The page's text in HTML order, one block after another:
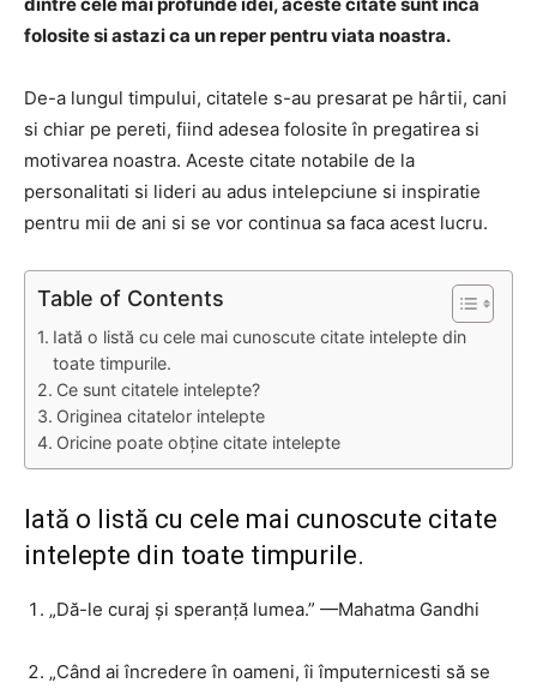
folosite si astazi ca un reper pentru viata noastra.
De-a lungul timpului, citatele s-au presarat pe hârtii, cani
si chiar pe pereti, fiind adesea folosite în pregatirea si
motivarea noastra. Aceste citate notabile de la
personalitati si lideri au adus intelepciune si inspiratie
pentru mii de ani si se vor continua sa faca acest lucru.
Table of Contents
Iată o listă cu cele mai cunoscute citate intelepte din
toate timpurile.
Ce sunt citatele intelepte?
Originea citatelor intelepte
Oricine poate obține citate intelepte
Iată o listă cu cele mai cunoscute citate
intelepte din toate timpurile.
„Dă-le curaj și speranță lumea.” —Mahatma Gandhi
„Când ai încredere în oameni, îi împuternicesti să se